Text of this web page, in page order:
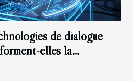
de dialogue
elles la
ligne ?